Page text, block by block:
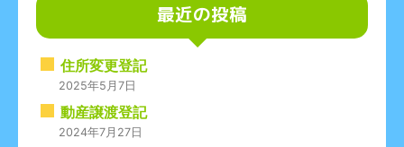
最近の投稿
住所変更登記
2025年5月7日
動産譲渡登記
2024年7月27日